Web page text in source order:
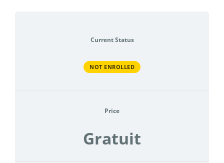
Current Status
NOT ENROLLED
Price
Gratuit